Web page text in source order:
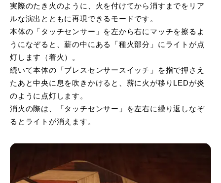
実際のたき火のように、火を付けてから消すまでをリア
ルな演出とともに再現できるモードです。
本体の「タッチセンサー」を左から右にマッチを擦るよ
うになぞると、薪の中にある「種火部分」にライトが点
灯します（着火）。
続いて本体の「ブレスセンサースイッチ」を指で押さえ
たあと中央に息を吹きかけると、薪に火が移りLEDが炎
のように点灯します。
消火の際は、「タッチセンサー」を左右に繰り返しなぞ
るとライトが消えます。